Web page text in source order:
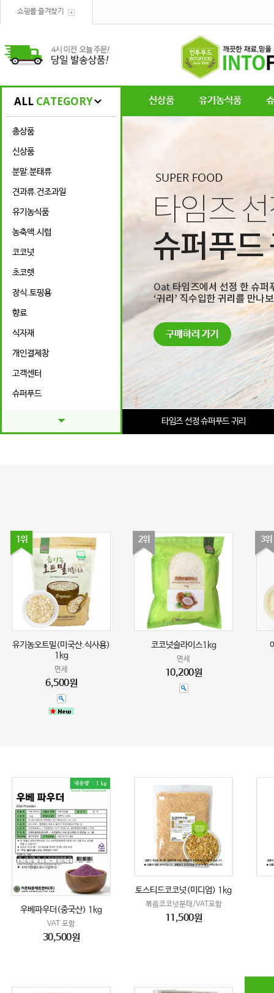
쇼핑몰 즐겨찾기
ALL CATEGORY 신상품 유기농식품
총상품
신상품
분말.분태류
견과류.건조과일
유기농식품
농축액.시럽
코코넛
초코렛
장식.토핑용
향료
식자재
개인결제창
고객센터
슈퍼푸드
특가상품
타임즈 선정 슈퍼푸드 귀리
1위
유기농오트밀(미국산.식사용)
1kg
면세
6,500원
2위
코코넛슬라이스1kg
면세
10,200원
3위
우베파우더(중국산) 1kg
VAT 포함
30,500원
토스티드코코넛(미디엄) 1kg
볶음코코넛분태/VAT포함
11,500원